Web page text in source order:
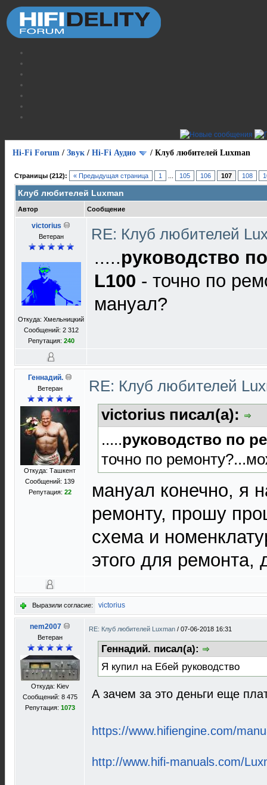
Hi-Fi Forum / Звук / Hi-Fi Аудио / Клуб любителей Luxman
Страницы (212): « Предыдущая страница 1 105 106 107 108
Клуб любителей Luxman
Автор Сообщение
victorius
Ветеран
Откуда: Хмельницкий
Сообщений: 2 312
Репутация: 240
RE: Клуб любителей
.....руководство
L100 - точно по
мануал?
Геннадий.
Ветеран
Откуда: Ташкент
Сообщений: 139
Репутация: 22
RE: Клуб любителей
victorius писал(а):
.....руководство по
точно по
мануал конечно, я
ремонту, прошу
схема и
этого для ремонта,
Выразили согласие: victorius
nem2007
Ветеран
Откуда: Kiev
Сообщений: 8 475
Репутация: 1073
RE: Клуб любителей Luxman / 07-06-2018 16:31
Геннадий. писал(а):
Я купил на Ебей руководство
А зачем за это деньги еще
https://www.hifiengine.com/
http://www.hifi-manuals.com/